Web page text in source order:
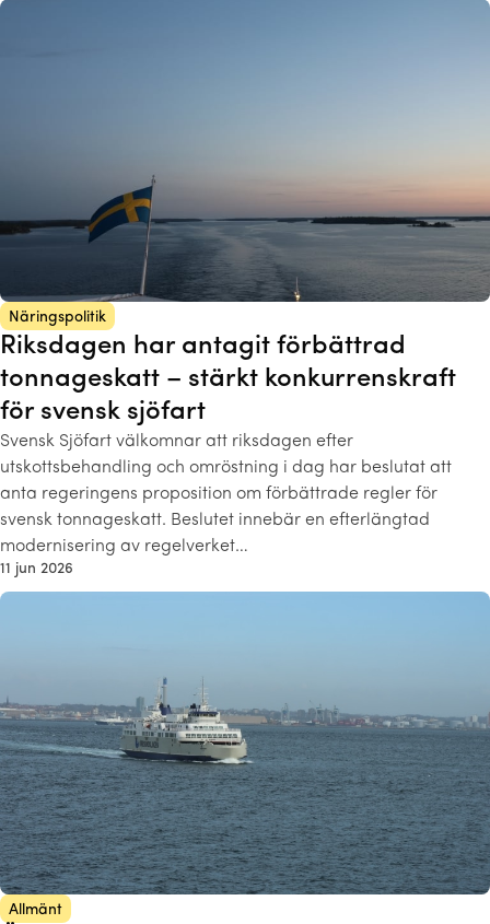
Näringspolitik
Riksdagen har antagit förbättrad
tonnageskatt – stärkt konkurrenskraft
för svensk sjöfart
Svensk Sjöfart välkomnar att riksdagen efter
utskottsbehandling och omröstning i dag har beslutat att
anta regeringens proposition om förbättrade regler för
svensk tonnageskatt. Beslutet innebär en efterlängtad
modernisering av regelverket…
11 jun 2026
Allmänt